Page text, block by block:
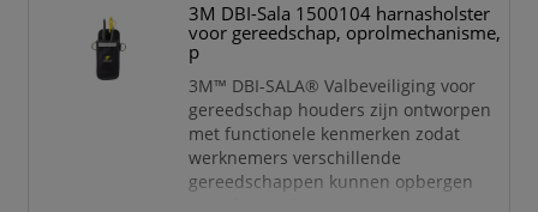
3M DBI-Sala 1500104 harnasholster
voor gereedschap, oprolmechanisme,
p
3M™ DBI-SALA® Valbeveiliging voor
gereedschap houders zijn ontworpen
met functionele kenmerken zodat
werknemers verschillende
gereedschappen kunnen opbergen